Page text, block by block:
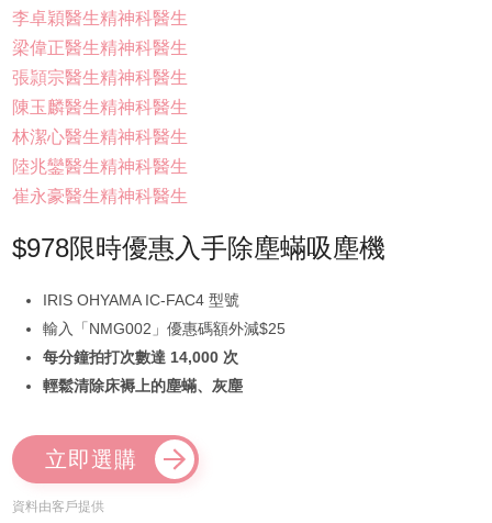
李卓穎醫生精神科醫生
梁偉正醫生精神科醫生
張頴宗醫生精神科醫生
陳玉麟醫生精神科醫生
林潔心醫生精神科醫生
陸兆鑾醫生精神科醫生
崔永豪醫生精神科醫生
$978限時優惠入手除塵蟎吸塵機
IRIS OHYAMA IC-FAC4 型號
輸入「NMG002」優惠碼額外減$25
每分鐘拍打次數達 14,000 次
輕鬆清除床褥上的塵蟎、灰塵
立即選購
資料由客戶提供